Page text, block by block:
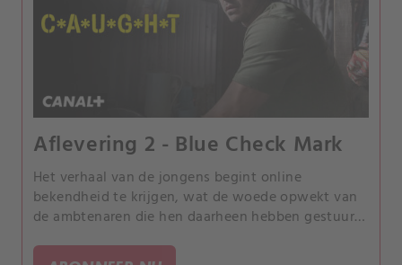
Aflevering 2 - Blue Check Mark
Het verhaal van de jongens begint online
bekendheid te krijgen, wat de woede opwekt van
de ambtenaren die hen daarheen hebben gestuurd,
journaliste Josie Justice, die haar carrière probeert